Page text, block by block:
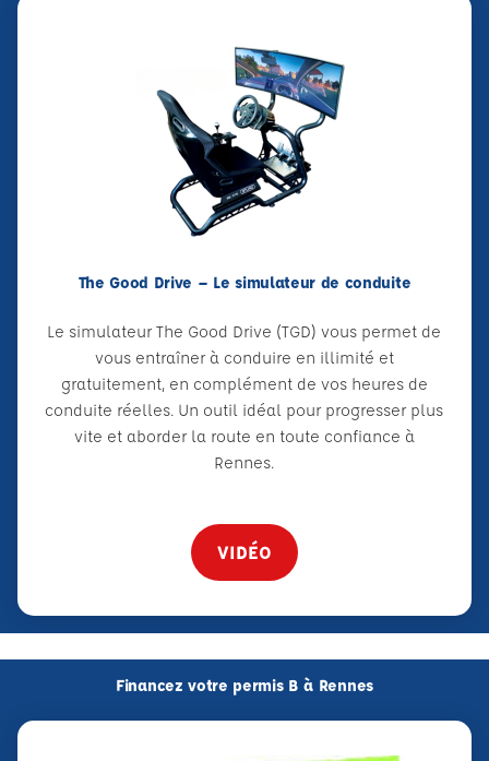
The Good Drive – Le simulateur de conduite
Le simulateur The Good Drive (TGD) vous permet de
vous entraîner à conduire en illimité et
gratuitement, en complément de vos heures de
conduite réelles. Un outil idéal pour progresser plus
vite et aborder la route en toute confiance à
Rennes.
VIDÉO
Financez votre permis B à Rennes